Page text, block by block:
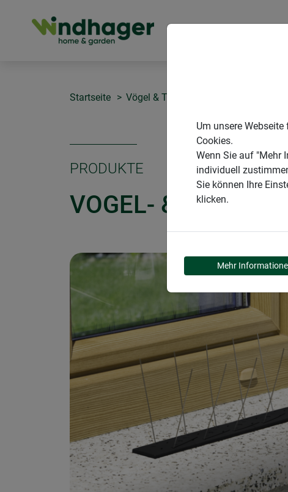
Startseite Vögel & Tauben
PRODUKTE
VOGEL- &
Um unsere
Cookies.
Wenn Sie auf "Mehr
individuell
Sie können Ihre
klicken.
Mehr